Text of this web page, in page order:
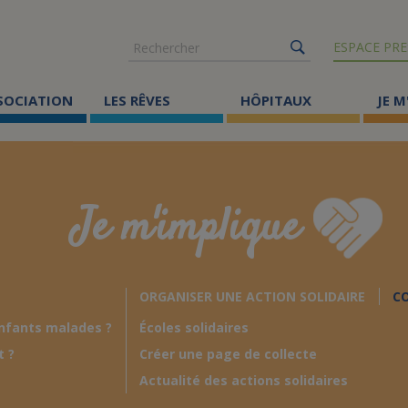
Rechercher
ESPACE
LES RÊVES HÔPITAUX JE
Je m'implique
malades ?
?
ORGANISER UNE ACTION SOLIDAIRE
Écoles solidaires
Créer une page de collecte
Actualité des actions solidaires